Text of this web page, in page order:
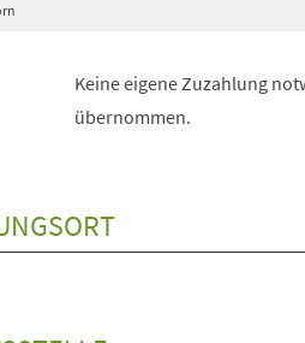
Keine eigene Zuzahlung
übernommen.